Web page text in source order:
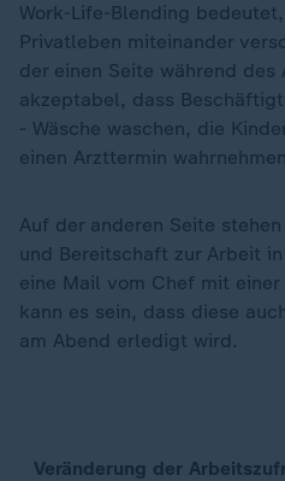
Work-Life-Blending
Privatleben miteinander
der einen Seite während
akzeptabel, dass
- Wäsche waschen, die
einen Arzttermin
Auf der anderen Seite
und Bereitschaft zur Arbeit
eine Mail vom Chef mit
kann es sein, dass diese
am Abend erledigt wird.
Veränderung der